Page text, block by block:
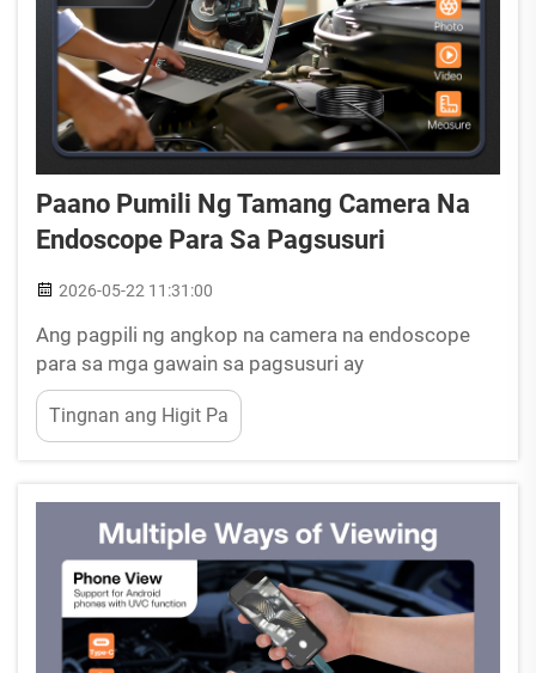
Paano Pumili Ng Tamang Camera Na
Endoscope Para Sa Pagsusuri
2026-05-22 11:31:00
Ang pagpili ng angkop na camera na endoscope
para sa mga gawain sa pagsusuri ay
nangangailangan ng maingat na pagsasaalang-
alang sa maraming teknikal na kadahilanan, mga
kinakailangan ng aplikasyon, at mga pang-
industriya, mga teknisyan sa pagpapanatili, at mga
tagapagpatupad ng kontrol sa kalidad...
Tingnan ang Higit Pa